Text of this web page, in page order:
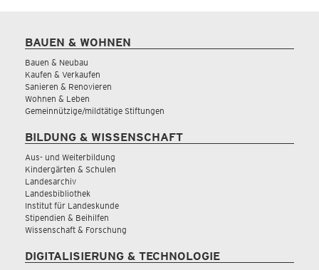
BAUEN & WOHNEN
Bauen & Neubau
Kaufen & Verkaufen
Sanieren & Renovieren
Wohnen & Leben
Gemeinnützige/mildtätige Stiftungen
BILDUNG & WISSENSCHAFT
Aus- und Weiterbildung
Kindergärten & Schulen
Landesarchiv
Landesbibliothek
Institut für Landeskunde
Stipendien & Beihilfen
Wissenschaft & Forschung
DIGITALISIERUNG & TECHNOLOGIE